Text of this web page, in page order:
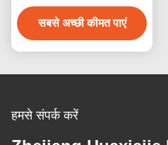
चौड़ाई 250mm पीवीसी दीवार
पैनल नमी प्रतिरोधी पीवीसी छत
पैनल 250mmx5mm